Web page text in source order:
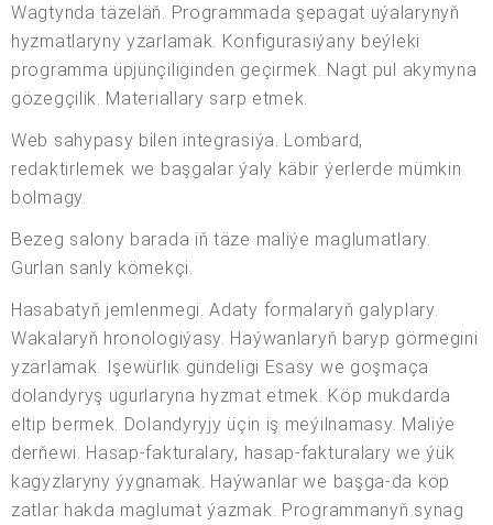
Wagtynda täzeläň. Programmada şepagat uýalarynyň
hyzmatlaryny yzarlamak. Konfigurasiýany beýleki
programma üpjünçiliginden geçirmek. Nagt pul akymyna
gözegçilik. Materiallary sarp etmek.
Web sahypasy bilen integrasiýa. Lombard,
redaktirlemek we başgalar ýaly käbir ýerlerde mümkin
bolmagy.
Bezeg salony barada iň täze maliýe maglumatlary.
Gurlan sanly kömekçi.
Hasabatyň jemlenmegi. Adaty formalaryň galyplary.
Wakalaryň hronologiýasy. Haýwanlaryň baryp görmegini
yzarlamak. Işewürlik gündeligi Esasy we goşmaça
dolandyryş ugurlaryna hyzmat etmek. Köp mukdarda
eltip bermek. Dolandyryjy üçin iş meýilnamasy. Maliýe
derňewi. Hasap-fakturalary, hasap-fakturalary we ýük
kagyzlaryny ýygnamak. Haýwanlar we başga-da köp
zatlar hakda maglumat ýazmak. Programmanyň synag